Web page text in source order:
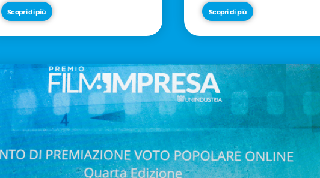
e le prestigiose
partnership con Radio
Italia e Live Nation
Scopri di più Scopri di più